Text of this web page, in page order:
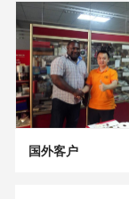
国外客户